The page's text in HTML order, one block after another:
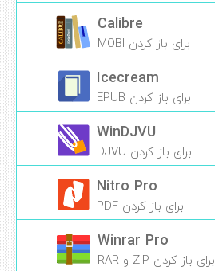
Calibre
برای باز کردن MOBI
Icecream
برای باز کردن EPUB
WinDJVU
برای باز کردن DJVU
Nitro Pro
برای باز کردن PDF
Winrar Pro
برای باز کردن ZIP و RAR